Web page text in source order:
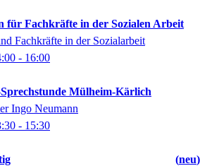
für Fachkräfte in der Sozialen Arbeit
Fachkräfte in der Sozialarbeit
- 16:00
Mülheim-Kärlich
Ingo Neumann
- 15:30
neu